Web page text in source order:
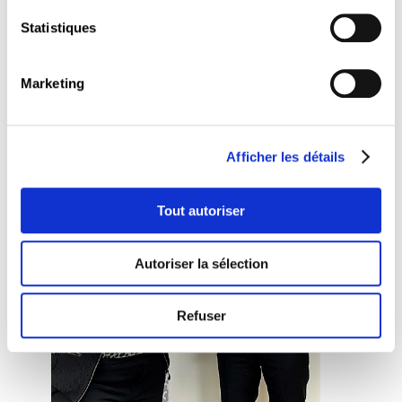
Statistiques
Marketing
Afficher les détails
Tout autoriser
Autoriser la sélection
Refuser
est généralement reconnue comme un bon moyen
pour endiguer les inégalités entre femmes et